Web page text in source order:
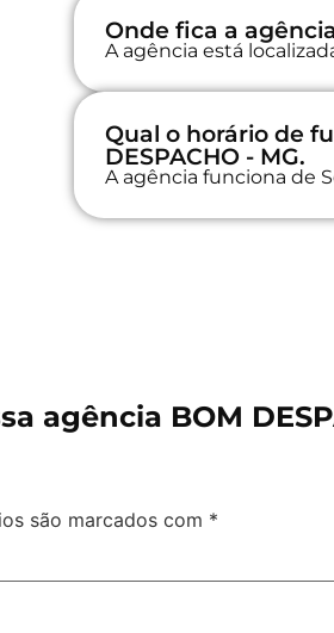
Onde fica a
A agência está
Qual o horário de
DESPACHO - MG.
A agência funciona de
agência BOM
são marcados com *